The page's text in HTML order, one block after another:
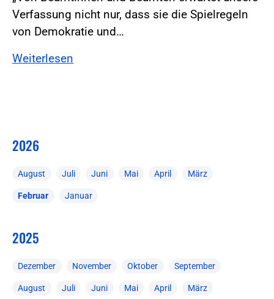
Verfassung nicht nur, dass sie die Spielregeln
von Demokratie und…
Weiterlesen
2026
August Juli Juni Mai April März
Februar Januar
2025
Dezember November Oktober September
August Juli Juni Mai April März